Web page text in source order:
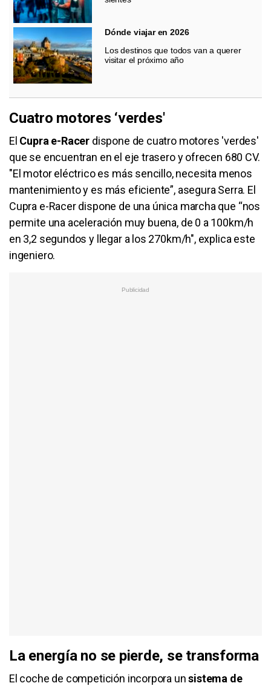
Dónde viajar en 2026
Los destinos que todos van a querer
visitar el próximo año
Cuatro motores ‘verdes'
El Cupra e-Racer dispone de cuatro motores 'verdes'
que se encuentran en el eje trasero y ofrecen 680 CV.
"El motor eléctrico es más sencillo, necesita menos
mantenimiento y es más eficiente”, asegura Serra. El
Cupra e-Racer dispone de una única marcha que “nos
permite una aceleración muy buena, de 0 a 100km/h
en 3,2 segundos y llegar a los 270km/h", explica este
ingeniero.
La energía no se pierde, se transforma
El coche de competición incorpora unsistema de